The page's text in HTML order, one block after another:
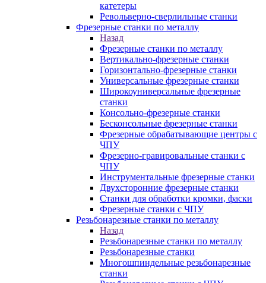
катетеры
Револьверно-сверлильные станки
Фрезерные станки по металлу
Назад
Фрезерные станки по металлу
Вертикально-фрезерные станки
Горизонтально-фрезерные станки
Универсальные фрезерные станки
Широкоуниверсальные фрезерные
станки
Консольно-фрезерные станки
Бесконсольные фрезерные станки
Фрезерные обрабатывающие центры с
ЧПУ
Фрезерно-гравировальные станки с
ЧПУ
Инструментальные фрезерные станки
Двухсторонние фрезерные станки
Станки для обработки кромки, фаски
Фрезерные станки с ЧПУ
Резьбонарезные станки по металлу
Назад
Резьбонарезные станки по металлу
Резьбонарезные станки
Многошпиндельные резьбонарезные
станки